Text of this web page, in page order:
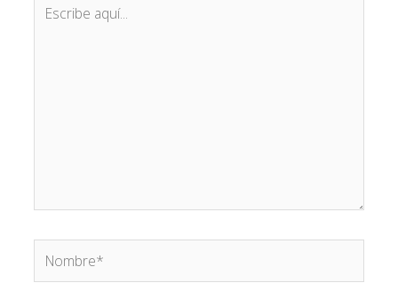
Nombre*